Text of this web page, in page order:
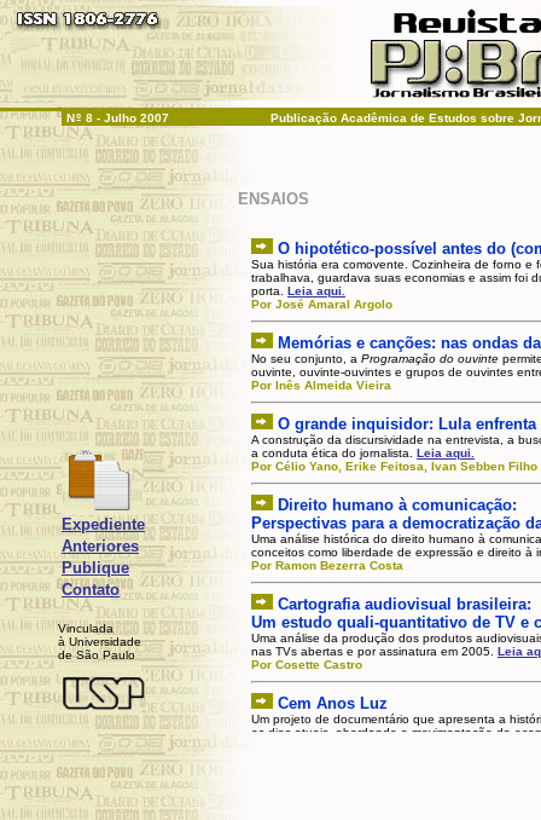
Nº 8 - Julho 2007 Publicação Acadêmica de Estudos sobre
Expediente
Anteriores
Publique
Contato
Vinculada
à Universidade
de São Paulo
ENSAIOS
O hipotético-possível antes do
Sua história era comovente. Cozinheira de forno
trabalhava, guardava suas economias e assim foi
porta
Leia aqui.
Por José Amaral Argolo
Memórias e canções: nas ondas
No seu conjunto, a Programação do ouvinte
ouvinte, ouvinte-ouvintes e grupos de ouvintes
Por Inês Almeida Vieira
O grande inquisidor: Lula
A construção da discursividade na entrevista, a
a conduta ética do jornalista. Leia aqui.
Por Célio Yano, Erike Feitosa, Ivan Sebben
Direito humano à comunicação:
Perspectivas para a democratização
Uma análise histórica do direito humano à
conceitos como liberdade de expressão e direito à
Por Ramon Bezerra Costa
Cartografia audiovisual brasileira:
Um estudo quali-quantitativo de TV e
Uma análise da produção dos produtos
nas TVs abertas e por assinatura em 2005. Leia
Por Cosette Castro
Cem Anos Luz
Um projeto de documentário que apresenta a
os dias atuais, abordando a movimentação da